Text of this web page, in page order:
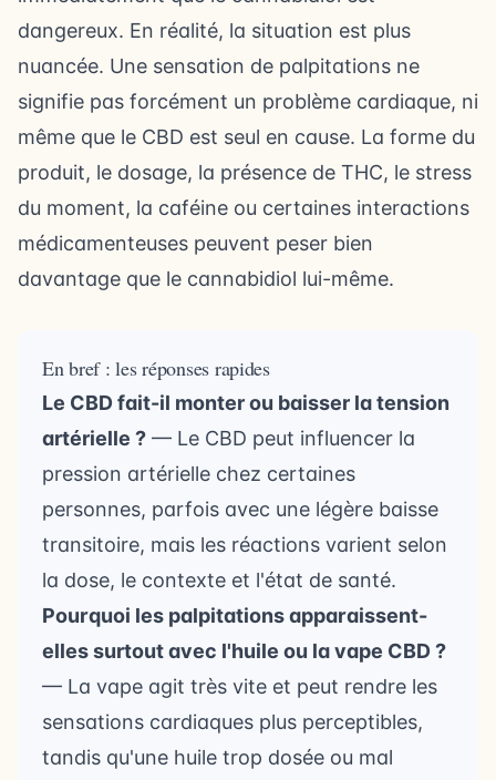
dangereux. En réalité, la situation est plus
nuancée. Une sensation de palpitations ne
signifie pas forcément un problème cardiaque, ni
même que le CBD est seul en cause. La forme du
produit, le dosage, la présence de THC, le stress
du moment, la caféine ou certaines interactions
médicamenteuses peuvent peser bien
davantage que le cannabidiol lui-même.
En bref : les réponses rapides
Le CBD fait-il monter ou baisser la tension
artérielle ? — Le CBD peut influencer la
pression artérielle chez certaines
personnes, parfois avec une légère baisse
transitoire, mais les réactions varient selon
la dose, le contexte et l'état de santé.
Pourquoi les palpitations apparaissent-
elles surtout avec l'huile ou la vape CBD ?
— La vape agit très vite et peut rendre les
sensations cardiaques plus perceptibles,
tandis qu'une huile trop dosée ou mal